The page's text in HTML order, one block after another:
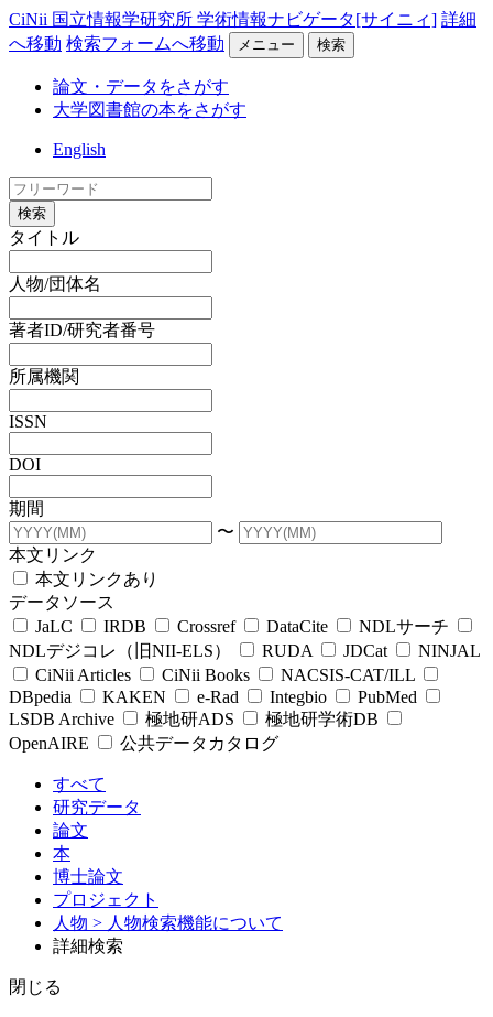
CiNii 国立情報学研究所 学術情報ナビゲータ[サイニィ] 詳細
へ移動 検索フォームへ移動 メニュー 検索
論文・データをさがす
大学図書館の本をさがす
English
検索
タイトル
人物/団体名
著者ID/研究者番号
所属機関
ISSN
DOI
期間
〜
本文リンク
本文リンクあり
データソース
JaLC
IRDB Crossref DataCite
NDLサーチ
NDLデジコレ（旧NII-ELS）
RUDA JDCat
NINJAL
CiNii Articles
CiNii Books
NACSIS-CAT/ILL
DBpedia
KAKEN e-Rad Integbio
PubMed
LSDB Archive
極地研ADS
極地研学術DB
OpenAIRE
公共データカタログ
すべて
研究データ
論文
本
博士論文
プロジェクト
人物 > 人物検索機能について
詳細検索
閉じる